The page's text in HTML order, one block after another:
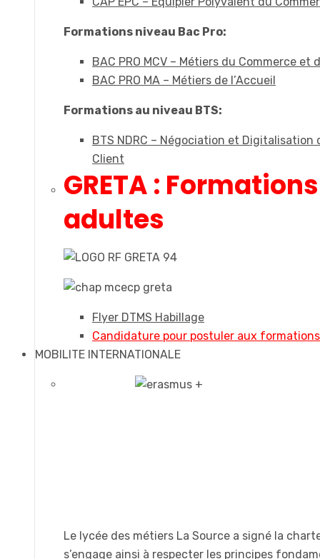
Formations niveau Bac Pro:
BAC PRO MCV – Métiers du Commerce et
BAC PRO MA – Métiers de l’Accueil
Formations au niveau BTS:
BTS NDRC – Négociation et Digitalisation
Client
GRETA :
adultes
Flyer DTMS Habillage
Candidature pour postuler aux formations
MOBILITE INTERNATIONALE
Le lycée des métiers La Source a signé la
s’engage ainsi à respecter les principes